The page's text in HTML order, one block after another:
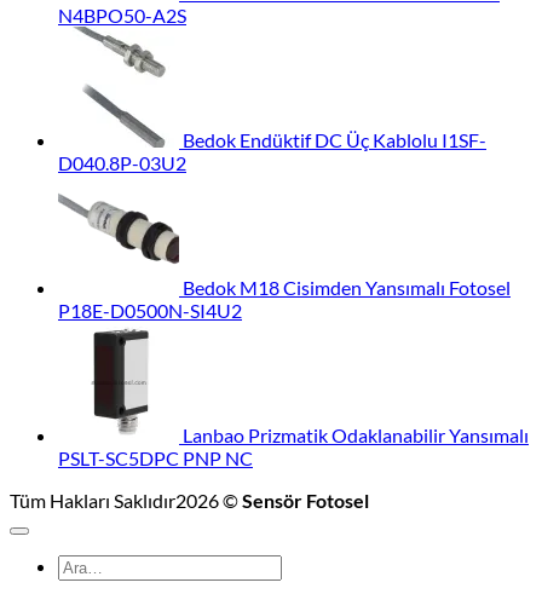
N4BPO50-A2S
Bedok Endüktif DC Üç Kablolu I1SF-
D040.8P-03U2
Bedok M18 Cisimden Yansımalı Fotosel
P18E-D0500N-SI4U2
Lanbao Prizmatik Odaklanabilir Yansımalı
PSLT-SC5DPC PNP NC
Tüm Hakları Saklıdır2026 ©Sensör Fotosel
Ara: